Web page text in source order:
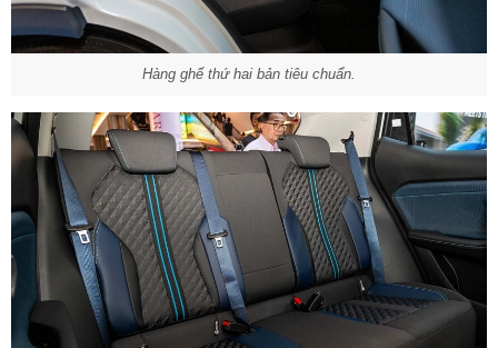
Hàng ghế thứ hai bản tiêu chuẩn.